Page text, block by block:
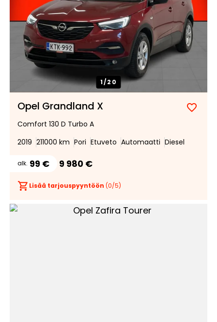
1/20
Opel Grandland X
Lisää
Comfort 130 D Turbo A
2019 211000 km Pori Etuveto Automaatti Diesel
alk. 99 € 9 980 €
Lisää tarjouspyyntöön (0/5)